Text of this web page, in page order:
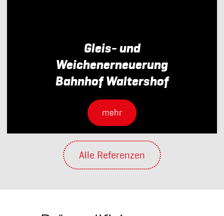
Gleis- und
Weichenerneuerung
Bahnhof Waltershof
mehr
Alle Referenzen